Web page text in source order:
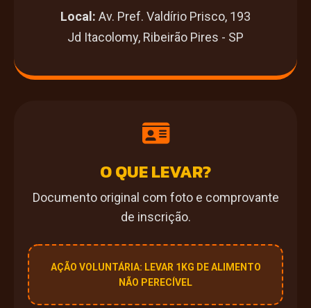
Local: Av. Pref. Valdírio Prisco, 193
Jd Itacolomy, Ribeirão Pires - SP
O QUE LEVAR?
Documento original com foto e comprovante
de inscrição.
AÇÃO VOLUNTÁRIA: LEVAR 1KG DE ALIMENTO
NÃO PERECÍVEL